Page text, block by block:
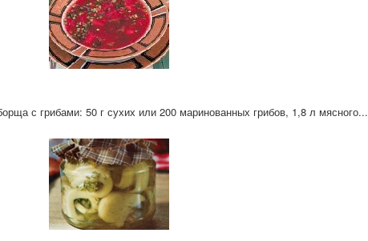
с грибами: 50 г сухих или 200 маринованных грибов, 1,8 л мясного...